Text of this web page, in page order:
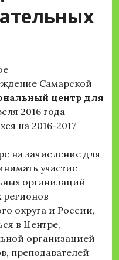
Самарской
центр для
2016 года
на 2016-2017
на зачисление для
участие
организаций
регионов
округа и России,
в Центре,
организацией
преподавателей